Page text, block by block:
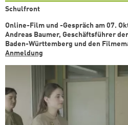
Schulfront
Online-Film und -Gespräch am 07.
Andreas Baumer, Geschäftsführer
Baden-Württemberg und den
Anmeldung